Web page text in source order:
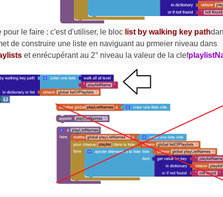
le faire : c'est d'utiliser, le bloc list by walking key path
de construire une liste en naviguant au prmeier niveau dans
et enrécupérant au 2° niveau la valeur de la clef